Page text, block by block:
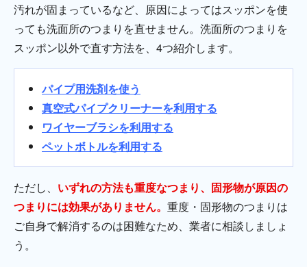
汚れが固まっているなど、原因によってはスッポンを使
っても洗面所のつまりを直せません。洗面所のつまりを
スッポン以外で直す方法を、4つ紹介します。
パイプ用洗剤を使う
真空式パイプクリーナーを利用する
ワイヤーブラシを利用する
ペットボトルを利用する
ただし、 いずれの方法も重度なつまり、固形物が原因の
つまりには効果がありません。 重度・固形物のつまりは
ご自身で解消するのは困難なため、業者に相談しましょ
う。